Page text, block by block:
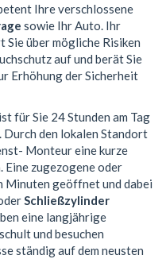
Ihre verschlossene
sowie Ihr Auto. Ihr
Sie über mögliche Risiken
auf und berät Sie
Erhöhung der Sicherheit
ist für Sie 24 Stunden am Tag
Durch den lokalen Standort
Monteur eine kurze
zugezogene oder
Minuten geöffnet und dabei
Schließzylinder
eine langjährige
und besuchen
ständig auf dem neusten